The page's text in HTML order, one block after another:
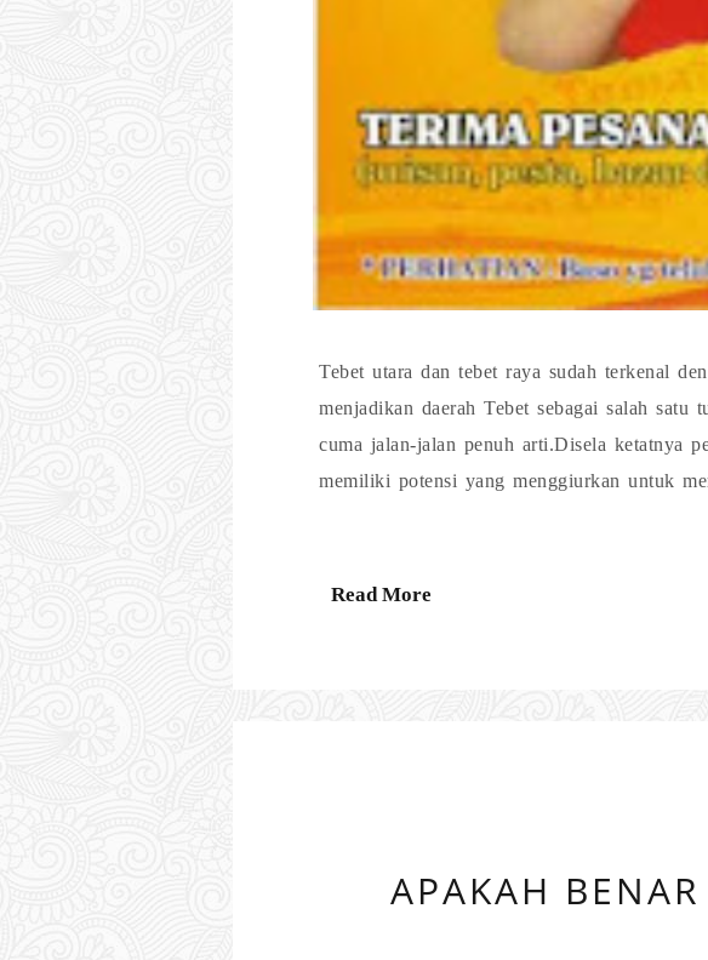
Tebet utara dan tebet raya sudah terkenal
menjadikan daerah Tebet sebagai salah
cuma jalan-jalan penuh arti.Disela ketatnya
memiliki potensi yang menggiurkan untuk
Read More
APAKAH